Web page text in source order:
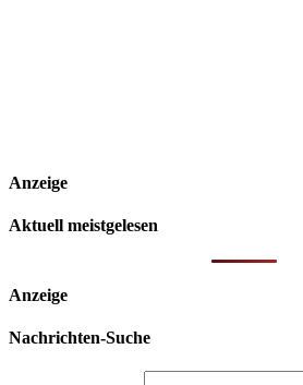
Anzeige
Aktuell meistgelesen
Anzeige
Nachrichten-Suche